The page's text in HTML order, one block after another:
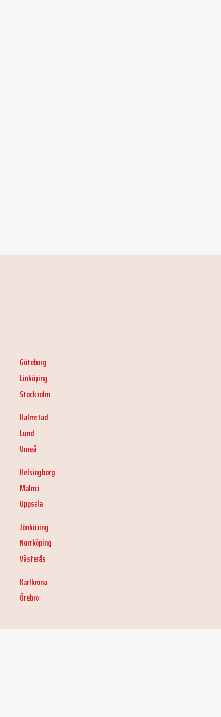
Göteborg
Linköping
Stockholm
Halmstad
Lund
Umeå
Helsingborg
Malmö
Uppsala
Jönköping
Norrköping
Västerås
Karlkrona
Örebro